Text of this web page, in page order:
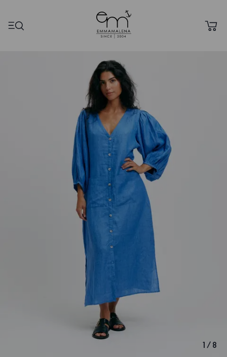
1 / 8